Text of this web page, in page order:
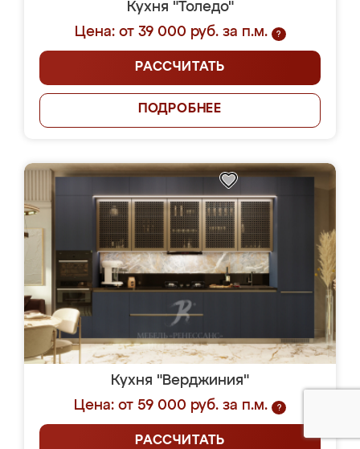
Кухня "Толедо"
Цена: от 39 000 руб. за п.м.
?
РАССЧИТАТЬ
ПОДРОБНЕЕ
Кухня "Верджиния"
Цена: от 59 000 руб. за п.м.
?
РАССЧИТАТЬ